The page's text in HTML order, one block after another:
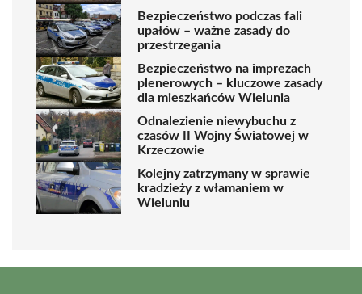
Bezpieczeństwo podczas fali
upałów – ważne zasady do
przestrzegania
Bezpieczeństwo na imprezach
plenerowych – kluczowe zasady
dla mieszkańców Wielunia
Odnalezienie niewybuchu z
czasów II Wojny Światowej w
Krzeczowie
Kolejny zatrzymany w sprawie
kradzieży z włamaniem w
Wieluniu